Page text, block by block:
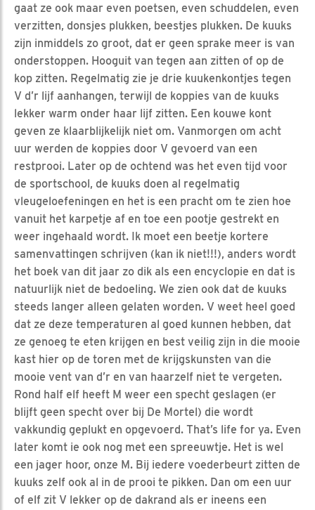
gaat ze ook maar even poetsen, even schuddelen, even
verzitten, donsjes plukken, beestjes plukken. De kuuks
zijn inmiddels zo groot, dat er geen sprake meer is van
onderstoppen. Hooguit van tegen aan zitten of op de
kop zitten. Regelmatig zie je drie kuukenkontjes tegen
V d’r lijf aanhangen, terwijl de koppies van de kuuks
lekker warm onder haar lijf zitten. Een kouwe kont
geven ze klaarblijkelijk niet om. Vanmorgen om acht
uur werden de koppies door V gevoerd van een
restprooi. Later op de ochtend was het even tijd voor
de sportschool, de kuuks doen al regelmatig
vleugeloefeningen en het is een pracht om te zien hoe
vanuit het karpetje af en toe een pootje gestrekt en
weer ingehaald wordt. Ik moet een beetje kortere
samenvattingen schrijven (kan ik niet!!!), anders wordt
het boek van dit jaar zo dik als een encyclopie en dat is
natuurlijk niet de bedoeling. We zien ook dat de kuuks
steeds langer alleen gelaten worden. V weet heel goed
dat ze deze temperaturen al goed kunnen hebben, dat
ze genoeg te eten krijgen en best veilig zijn in die mooie
kast hier op de toren met de krijgskunsten van die
mooie vent van d’r en van haarzelf niet te vergeten.
Rond half elf heeft M weer een specht geslagen (er
blijft geen specht over bij De Mortel) die wordt
vakkundig geplukt en opgevoerd. That’s life for ya. Even
later komt ie ook nog met een spreeuwtje. Het is wel
een jager hoor, onze M. Bij iedere voederbeurt zitten de
kuuks zelf ook al in de prooi te pikken. Dan om een uur
of elf zit V lekker op de dakrand als er ineens een